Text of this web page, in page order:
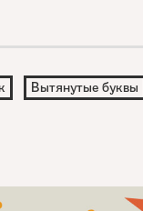
Вытянутые буквы